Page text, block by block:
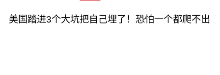
美国踏进3个大坑把自己埋了！恐怕一个都爬不出